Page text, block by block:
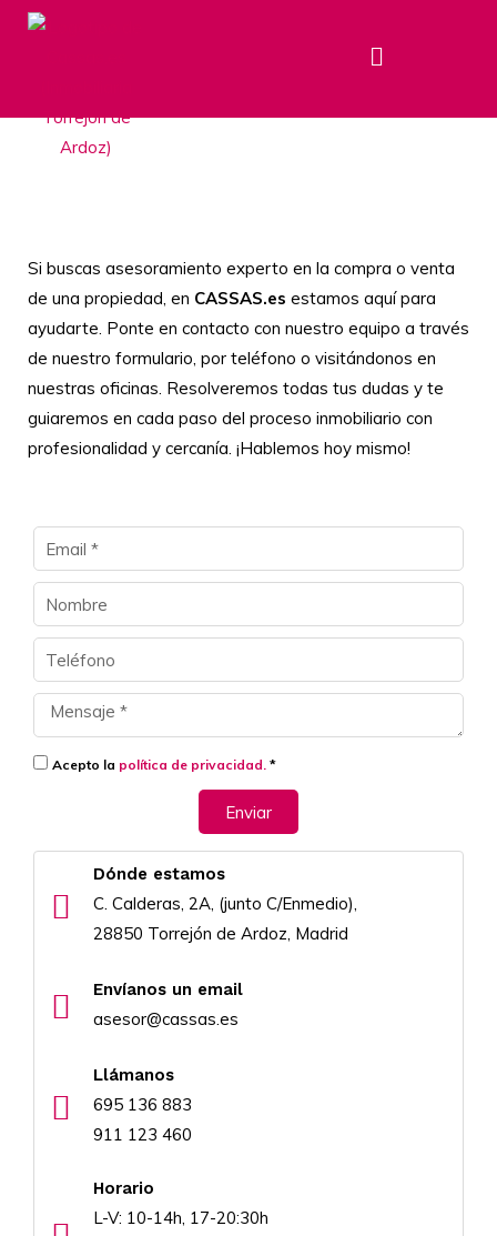
Si buscas asesoramiento experto en la compra o venta
de una propiedad, en CASSAS.es estamos aquí para
ayudarte. Ponte en contacto con nuestro equipo a través
de nuestro formulario, por teléfono o visitándonos en
nuestras oficinas. Resolveremos todas tus dudas y te
guiaremos en cada paso del proceso inmobiliario con
profesionalidad y cercanía. ¡Hablemos hoy mismo!
Acepto la política de privacidad. *
Enviar
Dónde estamos
C. Calderas, 2A, (junto C/Enmedio),
28850 Torrejón de Ardoz, Madrid
Envíanos un email
asesor@cassas.es
Llámanos
695 136 883
911 123 460
Horario
L-V: 10-14h, 17-20:30h